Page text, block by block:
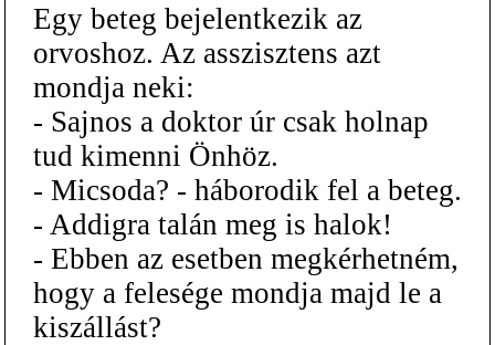
Egy beteg bejelentkezik az
orvoshoz. Az asszisztens azt
mondja neki:
- Sajnos a doktor úr csak holnap
tud kimenni Önhöz.
- Micsoda? - háborodik fel a beteg.
- Addigra talán meg is halok!
- Ebben az esetben megkérhetném,
hogy a felesége mondja majd le a
kiszállást?